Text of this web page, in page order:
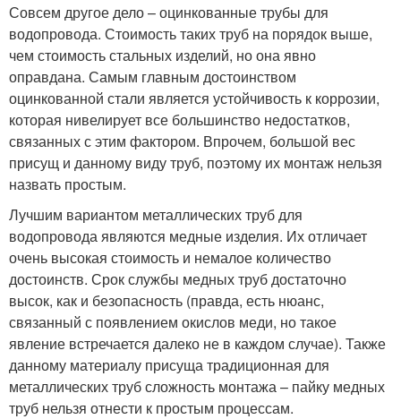
Совсем другое дело – оцинкованные трубы для
водопровода. Стоимость таких труб на порядок выше,
чем стоимость стальных изделий, но она явно
оправдана. Самым главным достоинством
оцинкованной стали является устойчивость к коррозии,
которая нивелирует все большинство недостатков,
связанных с этим фактором. Впрочем, большой вес
присущ и данному виду труб, поэтому их монтаж нельзя
назвать простым.
Лучшим вариантом металлических труб для
водопровода являются медные изделия. Их отличает
очень высокая стоимость и немалое количество
достоинств. Срок службы медных труб достаточно
высок, как и безопасность (правда, есть нюанс,
связанный с появлением окислов меди, но такое
явление встречается далеко не в каждом случае). Также
данному материалу присуща традиционная для
металлических труб сложность монтажа – пайку медных
труб нельзя отнести к простым процессам.